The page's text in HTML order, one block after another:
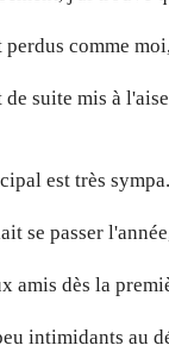
comme
de suite mis à
est très
se passer
amis dès la
intimidants au